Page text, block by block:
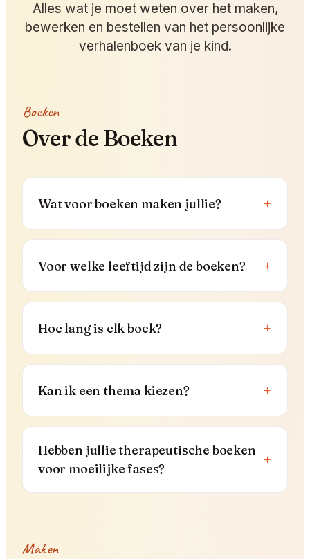
Alles wat je moet weten over het maken,
bewerken en bestellen van het persoonlijke
verhalenboek van je kind.
Boeken
Over de Boeken
Wat voor boeken maken jullie? +
Voor welke leeftijd zijn de boeken? +
Hoe lang is elk boek? +
Kan ik een thema kiezen? +
Hebben jullie therapeutische boeken
voor moeilijke fases?
+
Maken